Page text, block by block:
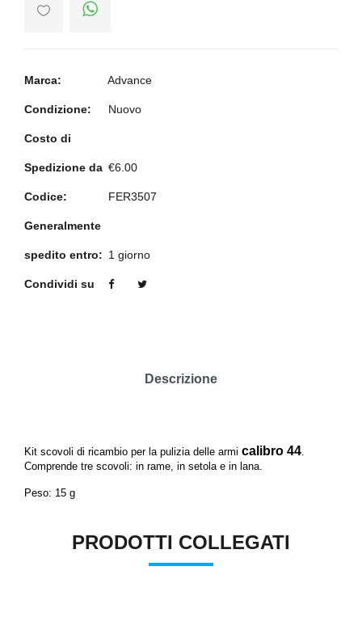
Marca: Advance
Condizione: Nuovo
Costo di
Spedizione da €6.00
Codice: FER3507
Generalmente
spedito entro: 1 giorno
Condividi su
Descrizione
Kit scovoli di ricambio per la pulizia delle armi calibro 44.
Comprende tre scovoli: in rame, in setola e in lana.
Peso: 15 g
PRODOTTI COLLEGATI